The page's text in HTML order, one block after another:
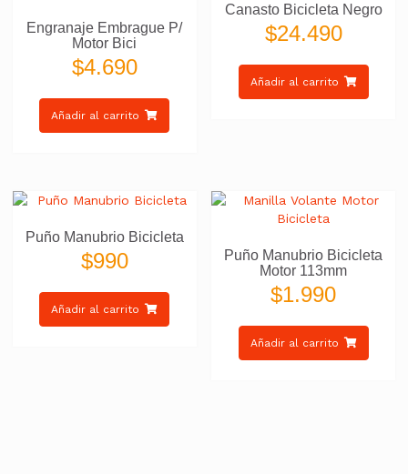
Engranaje Embrague P/
Motor Bici
$4.690
Añadir al carrito
Canasto Bicicleta Negro
$24.490
Añadir al carrito
Puño Manubrio Bicicleta
$990
Añadir al carrito
Puño Manubrio Bicicleta
Motor 113mm
$1.990
Añadir al carrito